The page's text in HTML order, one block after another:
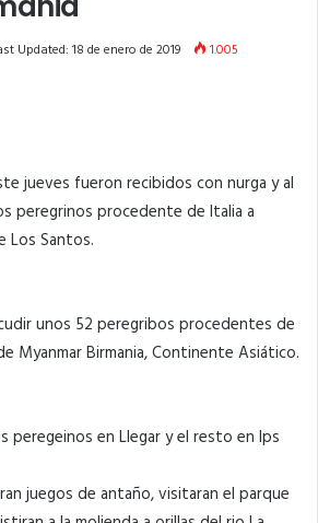
Updated: 18 de enero de 2019 1.005
jueves fueron recibidos con nurga y al
peregrinos procedente de Italia a
Los Santos.
unos 52 peregribos procedentes de
Myanmar Birmania, Continente Asiático.
peregeinos en Llegar y el resto en lps
juegos de antaño, visitaran el parque